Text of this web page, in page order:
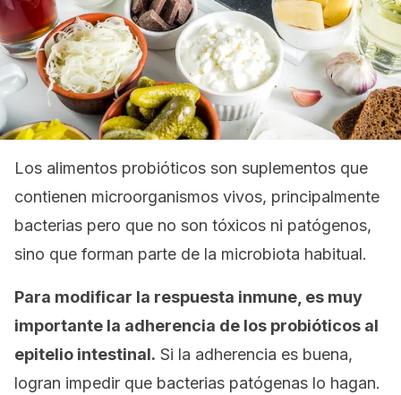
Los alimentos probióticos son suplementos que
contienen microorganismos vivos, principalmente
bacterias pero que no son tóxicos ni patógenos,
sino que forman parte de la microbiota habitual.
Para modificar la respuesta inmune, es muy
importante la adherencia de los probióticos al
epitelio intestinal. Si la adherencia es buena,
logran impedir que bacterias patógenas lo hagan.